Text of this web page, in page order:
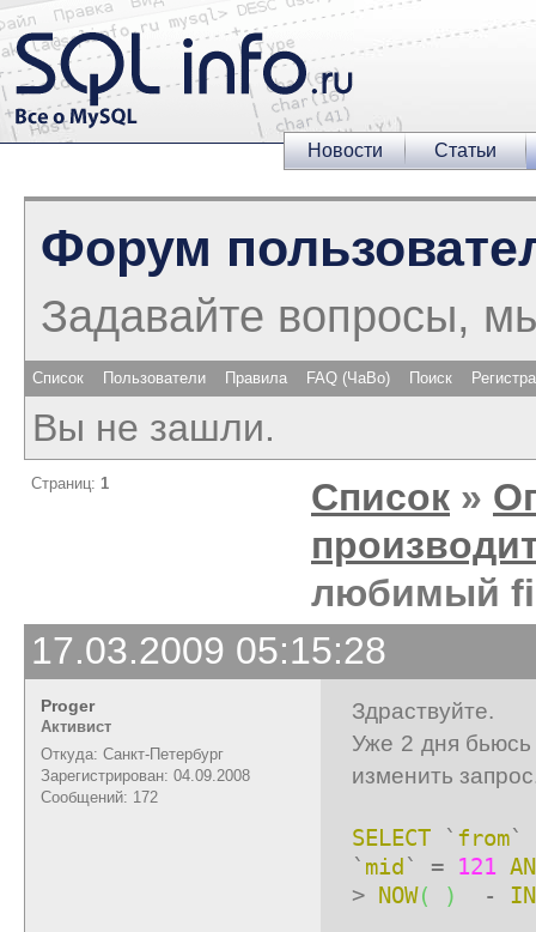
Новости Статьи
Форум
Задавайте вопросы,
Список Пользователи Правила FAQ (ЧаВо) Поиск
Вы не зашли.
Страниц: 1 Список »
любимый
17.03.2009 05:15:28
Proger
Активист
Откуда: Санкт-Петербург
Зарегистрирован: 04.09.2008
Сообщений: 172
Здраствуйте.
Уже 2 дня бьюсь
изменить
SELECT ` from`
` mid` = 121
> NOW( ) -